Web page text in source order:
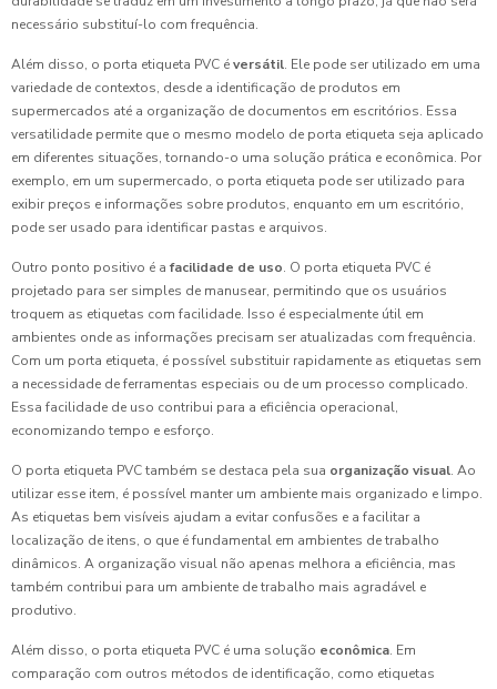
necessário substituí-lo com frequência.
Além disso, o porta etiqueta PVC éversátil. Ele pode ser utilizado em uma
variedade de contextos, desde a identificação de produtos em
supermercados até a organização de documentos em escritórios. Essa
versatilidade permite que o mesmo modelo de porta etiqueta seja aplicado
em diferentes situações, tornando-o uma solução prática e econômica. Por
exemplo, em um supermercado, o porta etiqueta pode ser utilizado para
exibir preços e informações sobre produtos, enquanto em um escritório,
pode ser usado para identificar pastas e arquivos.
Outro ponto positivo é a facilidade de uso. O porta etiqueta PVC é
projetado para ser simples de manusear, permitindo que os usuários
troquem as etiquetas com facilidade. Isso é especialmente útil em
ambientes onde as informações precisam ser atualizadas com frequência.
Com um porta etiqueta, é possível substituir rapidamente as etiquetas sem
a necessidade de ferramentas especiais ou de um processo complicado.
Essa facilidade de uso contribui para a eficiência operacional,
economizando tempo e esforço.
O porta etiqueta PVC também se destaca pela sua organização visual. Ao
utilizar esse item, é possível manter um ambiente mais organizado e limpo.
As etiquetas bem visíveis ajudam a evitar confusões e a facilitar a
localização de itens, o que é fundamental em ambientes de trabalho
dinâmicos. A organização visual não apenas melhora a eficiência, mas
também contribui para um ambiente de trabalho mais agradável e
produtivo.
Além disso, o porta etiqueta PVC é uma solução econômica. Em
comparação com outros métodos de identificação, como etiquetas